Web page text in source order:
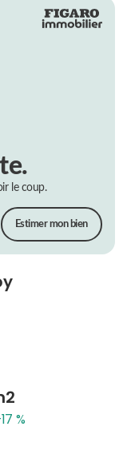
le coup.
Estimer mon bien
%